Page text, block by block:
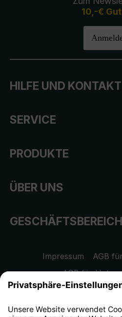
10,-€
HILFE UND KONTAKT
SERVICE
PRODUKTE
ÜBER UNS
Impressum
AGB
AGB für
Datenschutzhinweis